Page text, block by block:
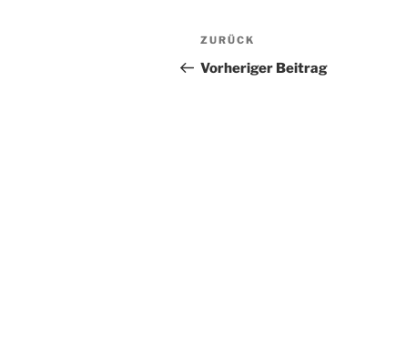
Beitragsnavigation
Vorheriger
Beitrag
ZURÜCK
Vorheriger Beitrag